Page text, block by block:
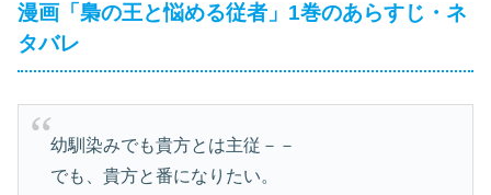
漫画「梟の王と悩める従者」1巻のあらすじ・ネ
タバレ
幼馴染みでも貴方とは主従－－
でも、貴方と番になりたい。